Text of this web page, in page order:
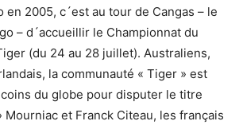
en 2005, c´est au tour de Cangas – le
– d´accueillir le Championnat du
(du 24 au 28 juillet). Australiens,
la communauté « Tiger » est
du globe pour disputer le titre
Mourniac et Franck Citeau, les français